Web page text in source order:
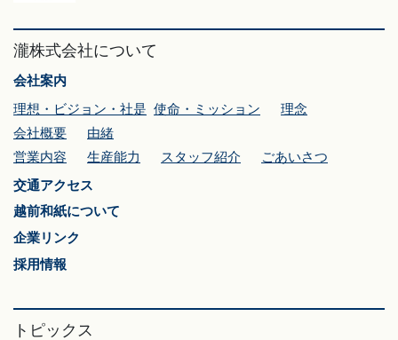
瀧株式会社について
会社案内
理想・ビジョン・社是 使命・ミッション
理念
会社概要
由緒
営業内容
生産能力 スタッフ紹介
ごあいさつ
交通アクセス
越前和紙について
企業リンク
採用情報
トピックス